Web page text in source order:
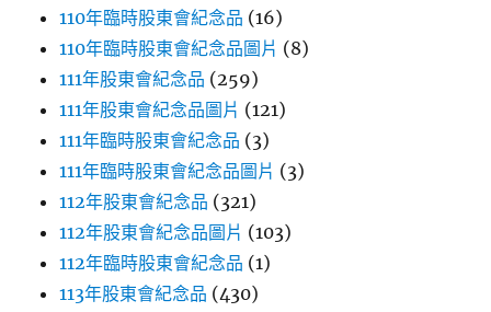
110年臨時股東會紀念品 (16)
110年臨時股東會紀念品圖片 (8)
111年股東會紀念品 (259)
111年股東會紀念品圖片 (121)
111年臨時股東會紀念品 (3)
111年臨時股東會紀念品圖片 (3)
112年股東會紀念品 (321)
112年股東會紀念品圖片 (103)
112年臨時股東會紀念品 (1)
113年股東會紀念品 (430)